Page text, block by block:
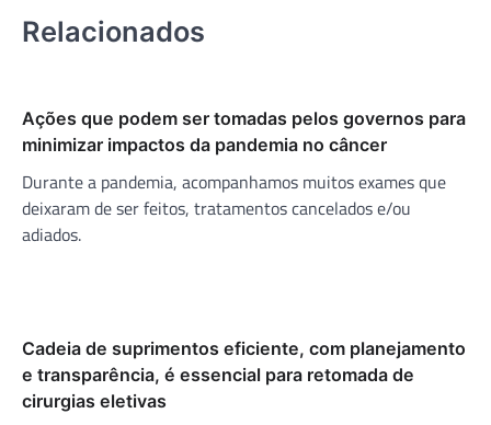
Relacionados
Ações que podem ser tomadas pelos governos para
minimizar impactos da pandemia no câncer
Durante a pandemia, acompanhamos muitos exames que
deixaram de ser feitos, tratamentos cancelados e/ou
adiados.
Cadeia de suprimentos eficiente, com planejamento
e transparência, é essencial para retomada de
cirurgias eletivas